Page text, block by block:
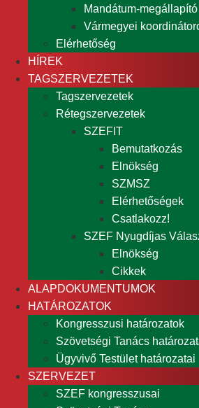
Mandátum-
Vármegyei
Elérhetőség
HÍREK
TAGSZERVEZETEK
Tagszervezetek
Rétegszervezetek
SZEFIT
Bemutatkozás
Elnökség
SZMSZ
Elérhetőségek
Csatlakozz!
SZEF Nyugdíjas
Elnökség
Cikkek
ALAPDOKUMENTUMOK
HATÁROZATOK
Kongresszusi határozatok
Szövetségi Tanács
Ügyvivő Testület határozatai
SZERVEZET
SZEF kongresszusai